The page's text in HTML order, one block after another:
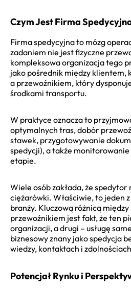
Czym Jest Firma
Firma spedycyjna to mózg
zadaniem nie jest fizyczne
kompleksowa organizacja tego
jako pośrednik między klientem,
a przewoźnikiem, który
środkami transportu.
W praktyce oznacza to
optymalnych tras, dobór
stawek, przygotowywanie
spedycji), a także monitorowanie
etapie.
Wiele osób zakłada, że spedytor
ciężarówki. Właściwie, to jeden
branży. Kluczową różnicą
przewoźnikiem jest fakt, że ten
organizacji, a drugi – usługę
biznesowy znany jako spedycja
wiedzy, kontaktach i
Potencjał Rynku i